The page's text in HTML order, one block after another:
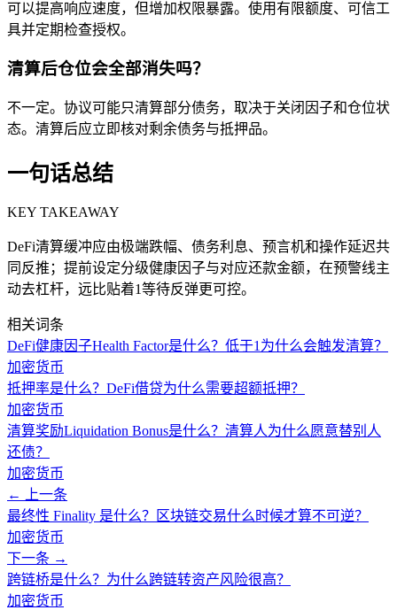
可以提高响应速度，但增加权限暴露。使用有限额度、可信工
具并定期检查授权。
清算后仓位会全部消失吗？
不一定。协议可能只清算部分债务，取决于关闭因子和仓位状
态。清算后应立即核对剩余债务与抵押品。
一句话总结
KEY TAKEAWAY
DeFi清算缓冲应由极端跌幅、债务利息、预言机和操作延迟共
同反推；提前设定分级健康因子与对应还款金额，在预警线主
动去杠杆，远比贴着1等待反弹更可控。
相关词条
DeFi健康因子Health Factor是什么？低于1为什么会触发清算？
加密货币
抵押率是什么？DeFi借贷为什么需要超额抵押？
加密货币
清算奖励Liquidation Bonus是什么？清算人为什么愿意替别人
还债？
加密货币
← 上一条
最终性 Finality 是什么？区块链交易什么时候才算不可逆？
加密货币
下一条 →
跨链桥是什么？为什么跨链转资产风险很高？
加密货币